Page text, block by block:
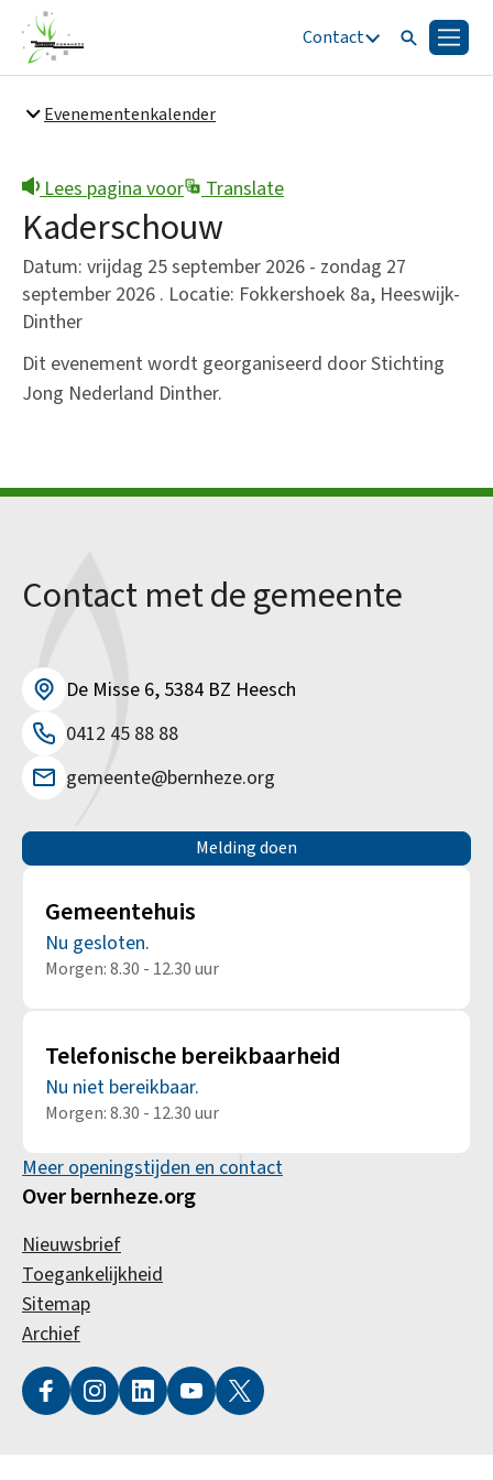
Contact ZoekenMenu
Snel naar
Bestuur en organisatie
Evenementenkalender
Lees pagina voor Translate
Kaderschouw
Datum: vrijdag 25 september 2026 - zondag 27
september 2026 . Locatie: Fokkershoek 8a, Heeswijk-
Dinther
Dit evenement wordt georganiseerd door Stichting
Jong Nederland Dinther.
Contact met de gemeente
De Misse 6, 5384 BZ Heesch
0412 45 88 88
gemeente@bernheze.org
Melding doen
Gemeentehuis
Nu gesloten.
Morgen: 8.30 - 12.30 uur
Telefonische bereikbaarheid
Nu niet bereikbaar.
Morgen: 8.30 - 12.30 uur
Meer openingstijden en contact
Over bernheze.org
Nieuwsbrief
Toegankelijkheid
Sitemap
Archief